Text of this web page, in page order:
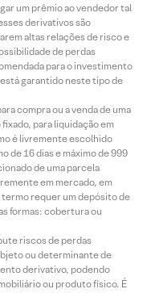
um prêmio ao vendedor tal
derivativos são
altas relações de risco e
de perdas
para o investimento
garantido neste tipo de
compra ou a venda de uma
para liquidação em
é livremente escolhido
de 16 dias e máximo de 999
de uma parcela
em mercado, em
termo requer um depósito de
formas: cobertura ou
riscos de perdas
ou determinante de
derivativo, podendo
ou produto físico. É